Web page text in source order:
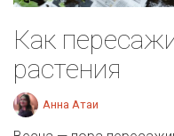
Как
растения
Анна Атаи